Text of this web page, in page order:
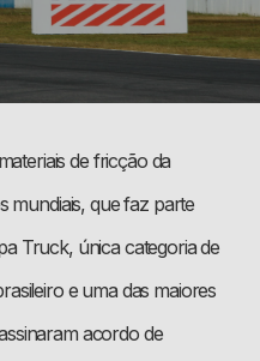
de fricção da
mundiais, que faz parte
Truck, única categoria de
e uma das maiores
acordo de